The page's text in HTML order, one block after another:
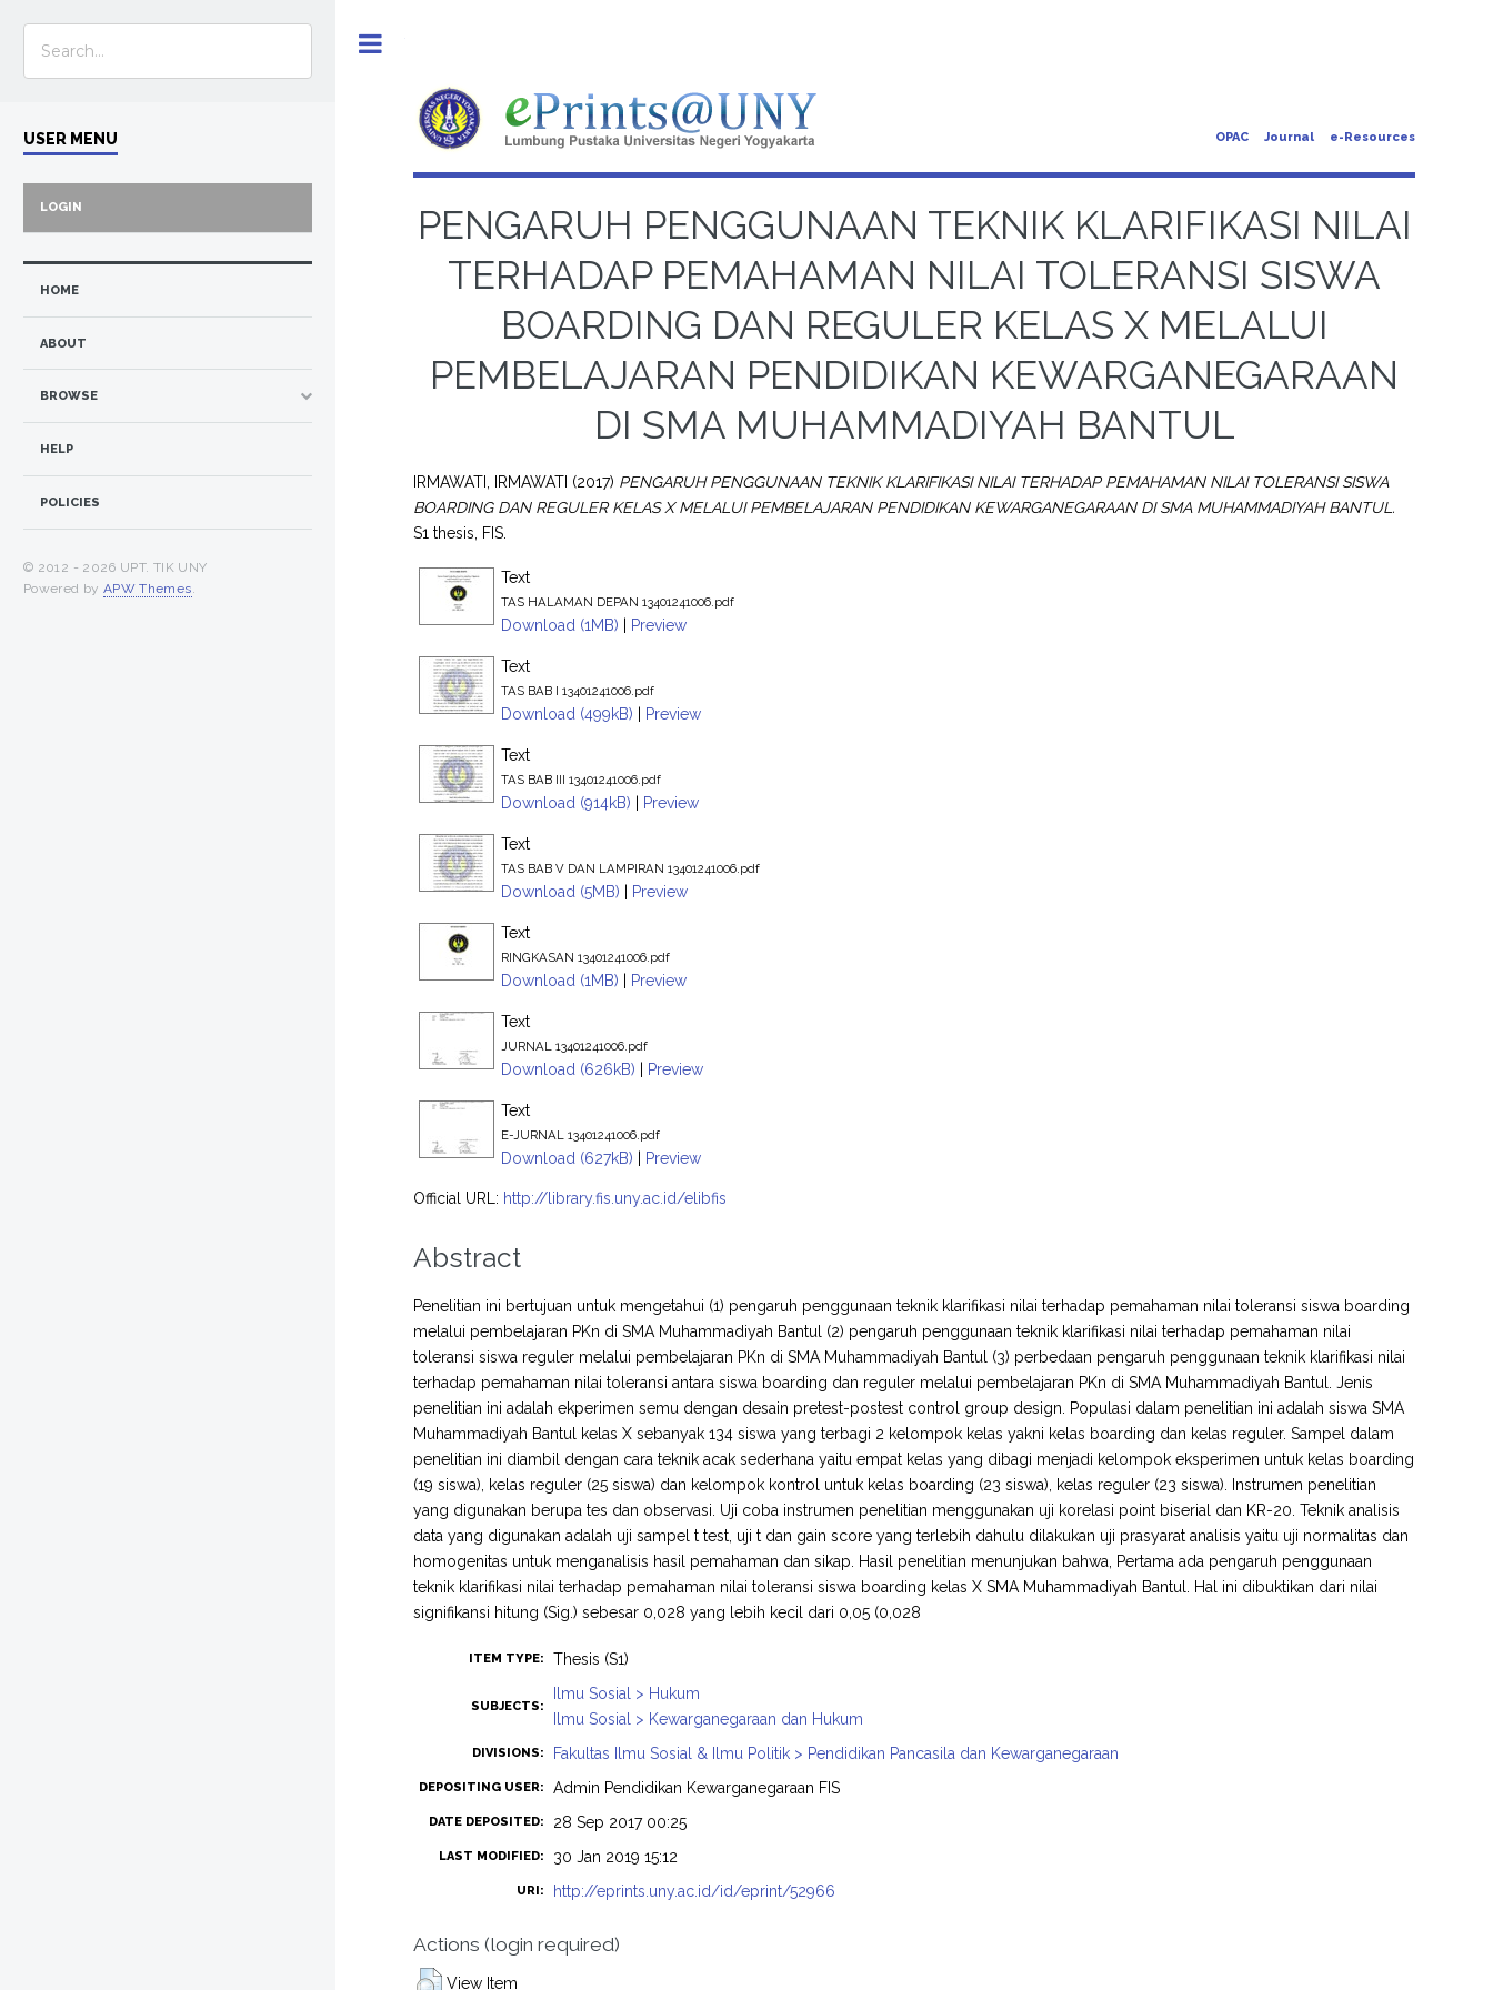
OPAC Journal e-Resources
PENGARUH PENGGUNAAN TEKNIK KLARIFIKASI NILAI
TERHADAP PEMAHAMAN NILAI TOLERANSI SISWA
BOARDING DAN REGULER KELAS X MELALUI
PEMBELAJARAN PENDIDIKAN KEWARGANEGARAAN
DI SMA MUHAMMADIYAH BANTUL
IRMAWATI, IRMAWATI (2017) PENGARUH PENGGUNAAN TEKNIK KLARIFIKASI NILAI TERHADAP PEMAHAMAN NILAI TOLERANSI SISWA
BOARDING DAN REGULER KELAS X MELALUI PEMBELAJARAN PENDIDIKAN KEWARGANEGARAAN DI SMA MUHAMMADIYAH BANTUL.
S1 thesis, FIS.
Text
TAS HALAMAN DEPAN 13401241006.pdf
Download (1MB) | Preview
Text
TAS BAB I 13401241006.pdf
Download (499kB) | Preview
Text
TAS BAB III 13401241006.pdf
Download (914kB) | Preview
Text
TAS BAB V DAN LAMPIRAN 13401241006.pdf
Download (5MB) | Preview
Text
RINGKASAN 13401241006.pdf
Download (1MB) | Preview
Text
JURNAL 13401241006.pdf
Download (626kB) | Preview
Text
E-JURNAL 13401241006.pdf
Download (627kB) | Preview
Official URL: http://library.fis.uny.ac.id/elibfis
Abstract
Penelitian ini bertujuan untuk mengetahui (1) pengaruh penggunaan teknik klarifikasi nilai terhadap pemahaman nilai toleransi siswa boarding
melalui pembelajaran PKn di SMA Muhammadiyah Bantul (2) pengaruh penggunaan teknik klarifikasi nilai terhadap pemahaman nilai
toleransi siswa reguler melalui pembelajaran PKn di SMA Muhammadiyah Bantul (3) perbedaan pengaruh penggunaan teknik klarifikasi nilai
terhadap pemahaman nilai toleransi antara siswa boarding dan reguler melalui pembelajaran PKn di SMA Muhammadiyah Bantul. Jenis
penelitian ini adalah ekperimen semu dengan desain pretest-postest control group design. Populasi dalam penelitian ini adalah siswa SMA
Muhammadiyah Bantul kelas X sebanyak 134 siswa yang terbagi 2 kelompok kelas yakni kelas boarding dan kelas reguler. Sampel dalam
penelitian ini diambil dengan cara teknik acak sederhana yaitu empat kelas yang dibagi menjadi kelompok eksperimen untuk kelas boarding
(19 siswa), kelas reguler (25 siswa) dan kelompok kontrol untuk kelas boarding (23 siswa), kelas reguler (23 siswa). Instrumen penelitian
yang digunakan berupa tes dan observasi. Uji coba instrumen penelitian menggunakan uji korelasi point biserial dan KR-20. Teknik analisis
data yang digunakan adalah uji sampel t test, uji t dan gain score yang terlebih dahulu dilakukan uji prasyarat analisis yaitu uji normalitas dan
homogenitas untuk menganalisis hasil pemahaman dan sikap. Hasil penelitian menunjukan bahwa, Pertama ada pengaruh penggunaan
teknik klarifikasi nilai terhadap pemahaman nilai toleransi siswa boarding kelas X SMA Muhammadiyah Bantul. Hal ini dibuktikan dari nilai
signifikansi hitung (Sig.) sebesar 0,028 yang lebih kecil dari 0,05 (0,028
ITEM TYPE: Thesis (S1)
SUBJECTS:
Ilmu Sosial > Hukum
Ilmu Sosial > Kewarganegaraan dan Hukum
DIVISIONS: Fakultas Ilmu Sosial & Ilmu Politik > Pendidikan Pancasila dan Kewarganegaraan
DEPOSITING USER: Admin Pendidikan Kewarganegaraan FIS
DATE DEPOSITED: 28 Sep 2017 00:25
LAST MODIFIED: 30 Jan 2019 15:12
URI: http://eprints.uny.ac.id/id/eprint/52966
Actions (login required)
View Item
USER MENU
LOGIN
HOME
ABOUT
BROWSE
HELP
POLICIES
© 2012 - 2026 UPT. TIK UNY
Powered by APW Themes